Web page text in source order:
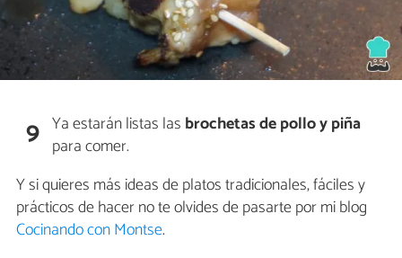
9 Ya estarán listas las brochetas de pollo y piña
para comer.
Y si quieres más ideas de platos tradicionales, fáciles y
prácticos de hacer no te olvides de pasarte por mi blog
Cocinando con Montse.